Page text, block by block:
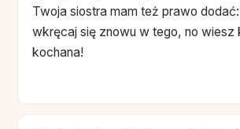
Twoja siostra mam też prawo
wkręcaj się znowu w tego, no wiesz
kochana!